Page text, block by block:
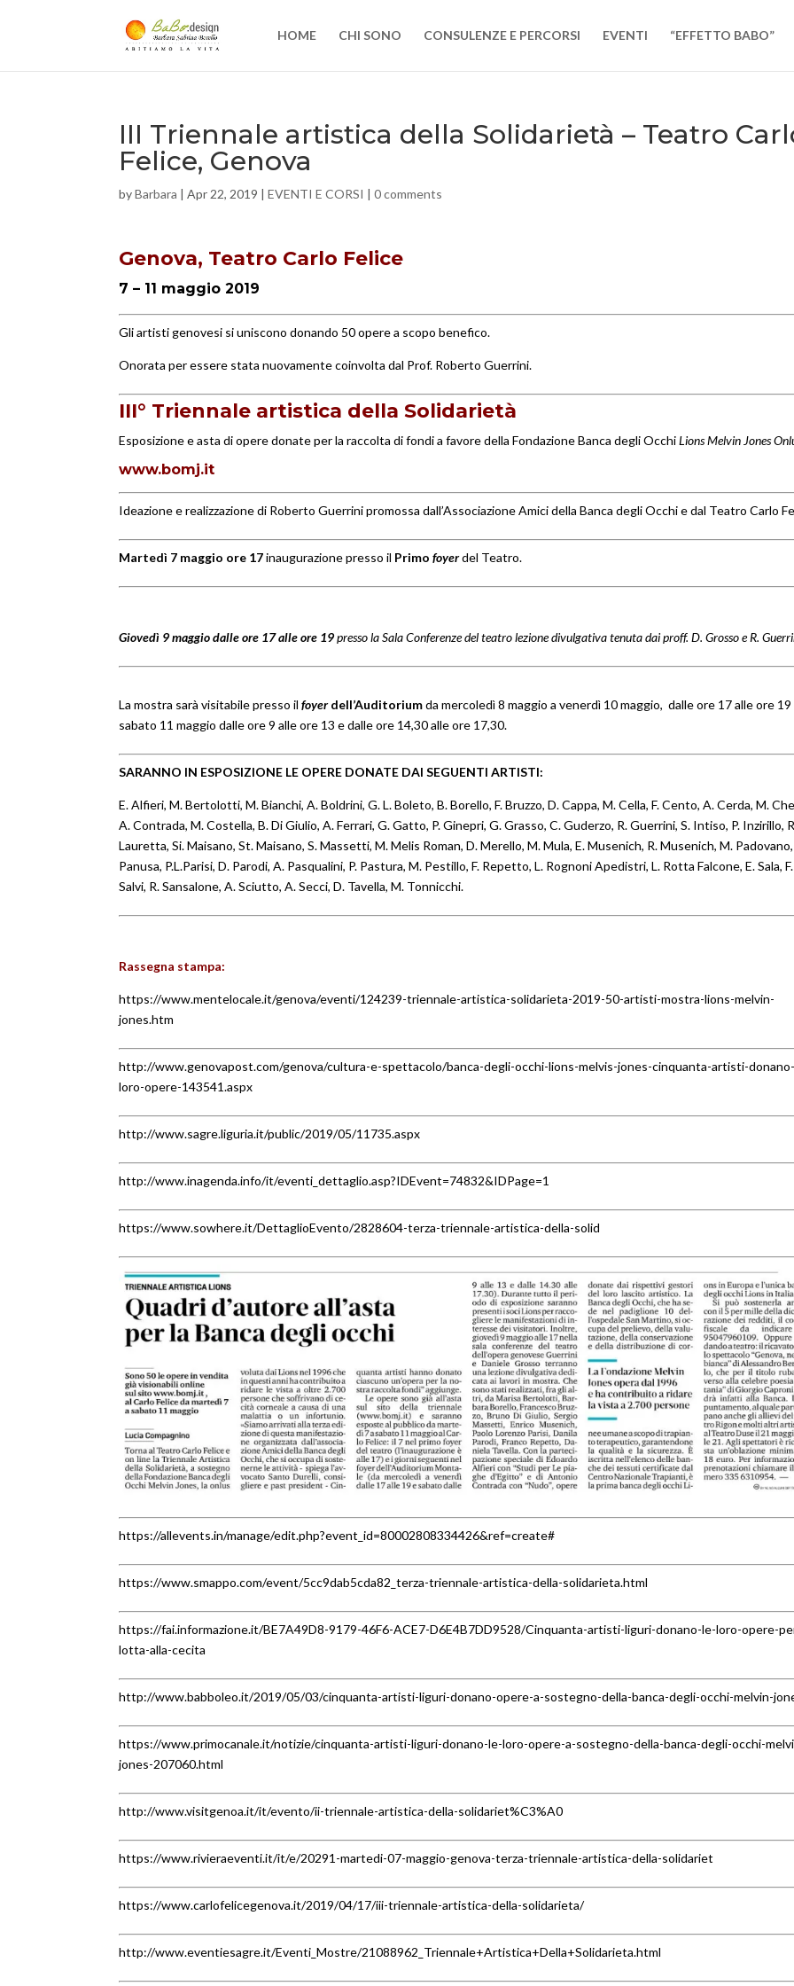
HOME CHI SONO CONSULENZE E PERCORSI EVENTI “EFFETTO BABO”
III Triennale artistica della Solidarietà – Teatro
Felice, Genova
byBarbara |Apr 22, 2019 |EVENTI E CORSI |0 comments
Genova, Teatro Carlo Felice
7 – 11 maggio 2019
Gli artisti genovesi si uniscono donando 50 opere a scopo benefico.
Onorata per essere stata nuovamente coinvolta dal Prof. Roberto Guerrini.
III° Triennale artistica della Solidarietà
Esposizione e asta di opere donate per la raccolta di fondi a favoredella Fondazione Banca degli OcchiLions Melvin Jones
www.bomj.it
Ideazione e realizzazione di Roberto Guerrini promossa dall’Associazione Amici della Banca degli Occhi e dal Teatro Carlo
Martedì 7 maggio ore 17inaugurazione presso il Primofoyerdel Teatro.
Giovedì 9 maggio dalle ore 17 alle ore 19presso la Sala Conferenze del teatrolezione divulgativa tenuta dai proff. D. Grosso e R.
La mostra sarà visitabile presso il foyerdell’Auditoriumda mercoledì 8 maggio a venerdì 10 maggio, dalle ore 17 alle ore 19
sabato 11 maggio dalle ore 9 alle ore 13 e dalle ore 14,30 alle ore 17,30.
SARANNO IN ESPOSIZIONE LE OPERE DONATE DAI SEGUENTI ARTISTI:
E. Alfieri, M. Bertolotti, M. Bianchi, A. Boldrini, G. L. Boleto, B. Borello, F. Bruzzo, D. Cappa, M. Cella, F. Cento, A. Cerda, M.
A. Contrada, M. Costella, B. Di Giulio, A. Ferrari, G. Gatto, P. Ginepri, G. Grasso, C. Guderzo, R. Guerrini, S. Intiso, P. Inzirillo,
Lauretta, Si. Maisano, St. Maisano, S. Massetti, M. Melis Roman, D. Merello, M. Mula, E. Musenich, R. Musenich, M. Padovano,
Panusa, P.L.Parisi, D. Parodi, A. Pasqualini, P. Pastura, M. Pestillo, F. Repetto, L. Rognoni Apedistri, L. Rotta Falcone, E. Sala, F.
Salvi, R. Sansalone, A. Sciutto, A. Secci, D. Tavella, M. Tonnicchi.
Rassegna stampa:
https://www.mentelocale.it/genova/eventi/124239-triennale-artistica-solidarieta-2019-50-artisti-mostra-lions-melvin-
jones.htm
http://www.genovapost.com/genova/cultura-e-spettacolo/banca-degli-occhi-lions-melvis-jones-cinquanta-artisti-
loro-opere-143541.aspx
http://www.sagre.liguria.it/public/2019/05/11735.aspx
http://www.inagenda.info/it/eventi_dettaglio.asp?IDEvent=74832&IDPage=1
https://www.sowhere.it/DettaglioEvento/2828604-terza-triennale-artistica-della-solid
https://allevents.in/manage/edit.php?event_id=80002808334426&ref=create#
https://www.smappo.com/event/5cc9dab5cda82_terza-triennale-artistica-della-solidarieta.html
https://fai.informazione.it/BE7A49D8-9179-46F6-ACE7-D6E4B7DD9528/Cinquanta-artisti-liguri-donano-le-loro-opere-
lotta-alla-cecita
http://www.babboleo.it/2019/05/03/cinquanta-artisti-liguri-donano-opere-a-sostegno-della-banca-degli-occhi-melvin-
https://www.primocanale.it/notizie/cinquanta-artisti-liguri-donano-le-loro-opere-a-sostegno-della-banca-degli-occhi-
jones-207060.html
http://www.visitgenoa.it/it/evento/ii-triennale-artistica-della-solidariet%C3%A0
https://www.rivieraeventi.it/it/e/20291-martedi-07-maggio-genova-terza-triennale-artistica-della-solidariet
https://www.carlofelicegenova.it/2019/04/17/iii-triennale-artistica-della-solidarieta/
http://www.eventiesagre.it/Eventi_Mostre/21088962_Triennale+Artistica+Della+Solidarieta.html